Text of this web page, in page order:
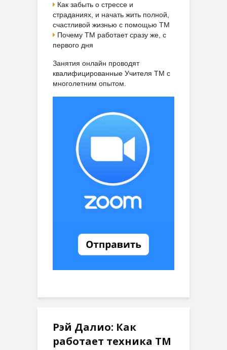
Как забыть о стрессе и
страданиях, и начать жить полной,
счастливой жизнью с помощью ТМ
Почему ТМ работает сразу же, с
первого дня
Занятия онлайн проводят
квалифицированные Учителя ТМ с
многолетним опытом.
Рэй Далио: Как
работает техника ТМ